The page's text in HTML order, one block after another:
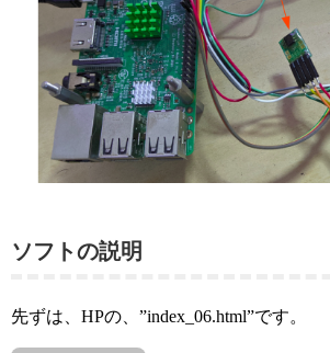
ソフトの説明
先ずは、HPの、”index_06.html”です。